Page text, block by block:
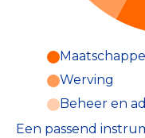
Werving
Beheer en
Een passend